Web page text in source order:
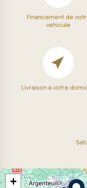
Financement de
véhicule
Livraison à votre
+